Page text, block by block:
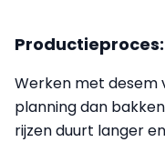
Werken met desem
planning dan
rijzen duurt langer